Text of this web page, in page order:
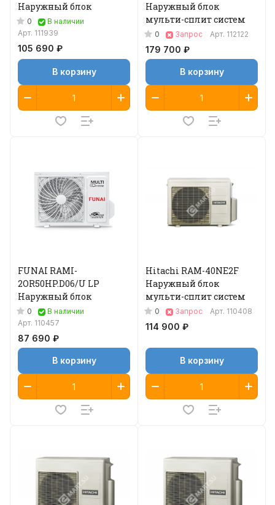
Наружный блок
0
В наличии
Арт. 111939
105 690 ₽
В корзину
Наружный блок
мульти-сплит систем
0 Запрос Арт. 112122
179 700 ₽
В корзину
FUNAI RAMI-
2OR50HP.D06/U LP
Наружный блок
0
В наличии
Арт. 110457
87 690 ₽
В корзину
Hitachi RAM-40NE2F
Наружный блок
мульти-сплит систем
0 Запрос Арт. 110408
114 900 ₽
В корзину